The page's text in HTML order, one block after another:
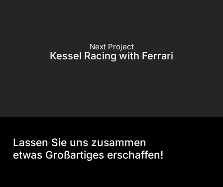
Next Project
Kessel Racing with Ferrari
Lassen Sie uns zusammen
etwas Großartiges erschaffen!